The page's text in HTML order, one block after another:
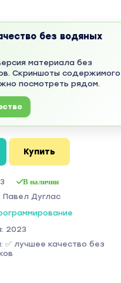
без водяных
материала без
Скриншоты содержимого
посмотреть рядом.
Купить
В наличии
Павел Дуглас
2023
✅ лучшее качество без